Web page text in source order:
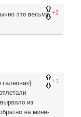
+2
это весьма
+1
галеона»)
из
на мини-